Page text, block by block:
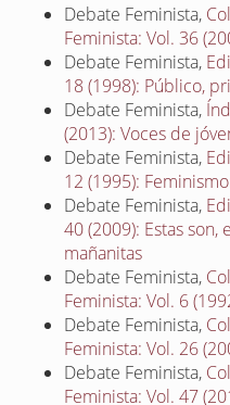
Debate Feminista,
Feminista: Vol. 36
Debate Feminista,
18 (1998): Público,
Debate Feminista,
(2013): Voces de
Debate Feminista,
12 (1995):
Debate Feminista,
40 (2009): Estas son,
mañanitas
Debate Feminista,
Feminista: Vol. 6
Debate Feminista,
Feminista: Vol. 26
Debate Feminista,
Feminista: Vol. 47